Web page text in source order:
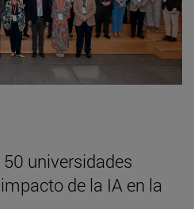
universidades
de la IA en la